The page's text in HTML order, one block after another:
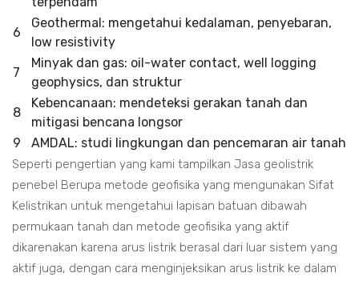
6
Geothermal: mengetahui kedalaman, penyebaran,
low resistivity
7
Minyak dan gas: oil-water contact, well logging
geophysics, dan struktur
8
Kebencanaan: mendeteksi gerakan tanah dan
mitigasi bencana longsor
9
AMDAL: studi lingkungan dan pencemaran air tanah
Seperti pengertian yang kami tampilkan Jasa geolistrik
penebel Berupa metode geofisika yang mengunakan Sifat
Kelistrikan untuk mengetahui lapisan batuan dibawah
permukaan tanah dan metode geofisika yang aktif
dikarenakan karena arus listrik berasal dari luar sistem yang
aktif juga, dengan cara menginjeksikan arus listrik ke dalam